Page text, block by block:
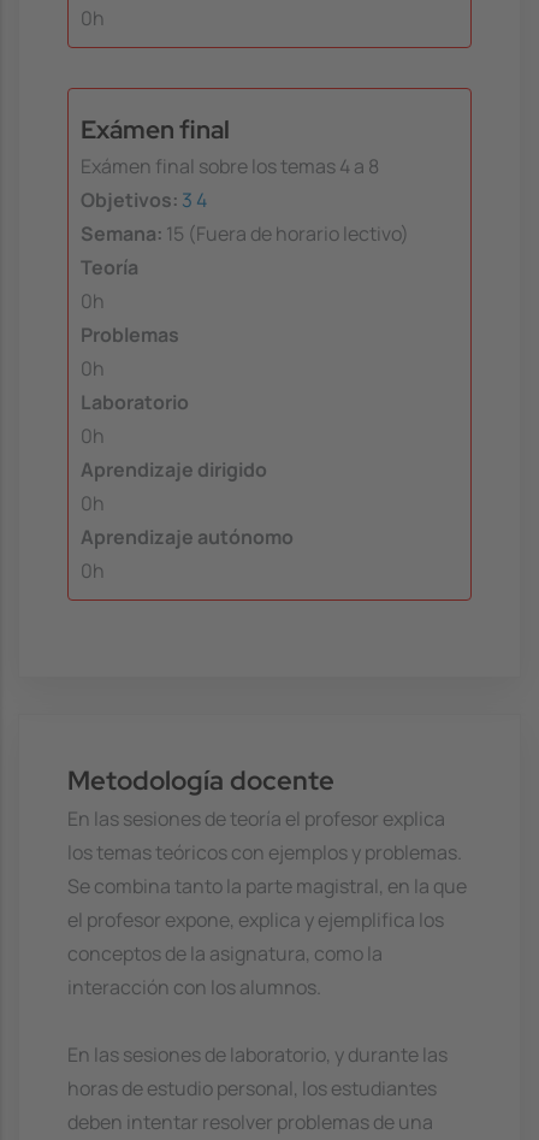
0h
Exámen final
Exámen final sobre los temas 4 a 8
Objetivos: 3 4
Semana: 15 (Fuera de horario lectivo)
Teoría
0h
Problemas
0h
Laboratorio
0h
Aprendizaje dirigido
0h
Aprendizaje autónomo
0h
Metodología docente
En las sesiones de teoría el profesor explica
los temas teóricos con ejemplos y problemas.
Se combina tanto la parte magistral, en la que
el profesor expone, explica y ejemplifica los
conceptos de la asignatura, como la
interacción con los alumnos.
En las sesiones de laboratorio, y durante las
horas de estudio personal, los estudiantes
deben intentar resolver problemas de una